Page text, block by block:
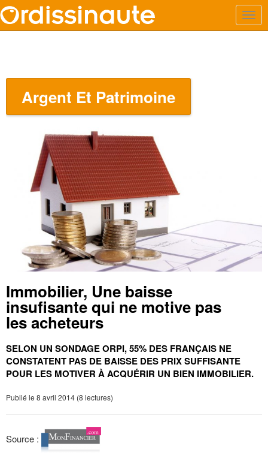
Argent Et Patrimoine
Immobilier, Une baisse
insufisante qui ne motive pas
les acheteurs
SELON UN SONDAGE ORPI, 55% DES FRANÇAIS NE
CONSTATENT PAS DE BAISSE DES PRIX SUFFISANTE
POUR LES MOTIVER À ACQUÉRIR UN BIEN IMMOBILIER.
Publié le 8 avril 2014 (8 lectures)
Source :